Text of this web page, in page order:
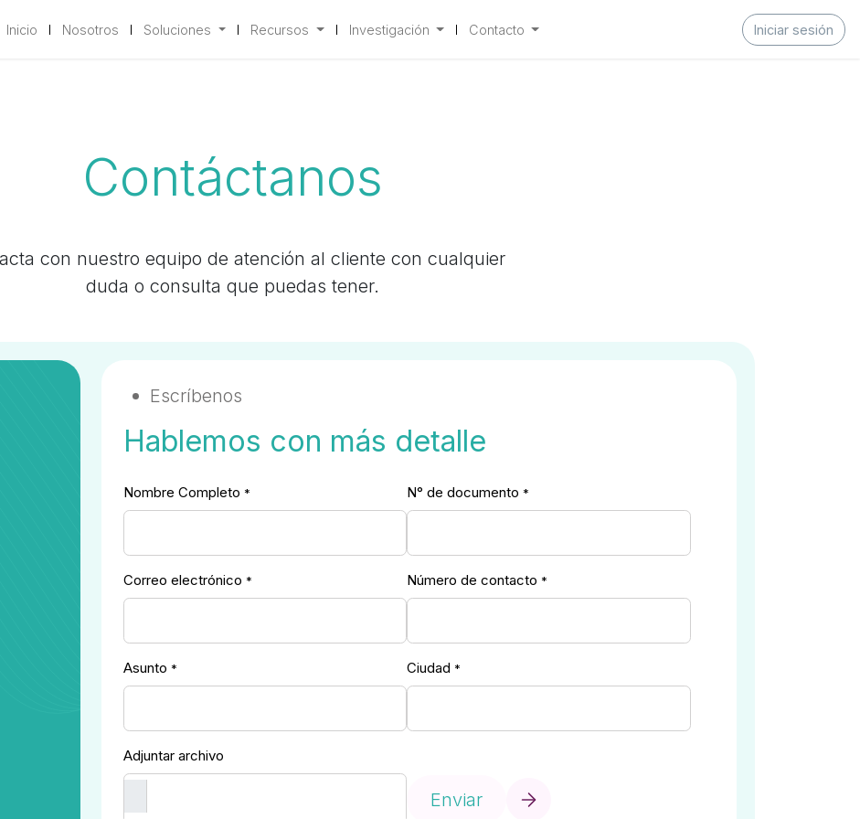
Inicio Nosotros Soluciones Recursos Investigación Contacto Iniciar sesión
Contáctanos
con nuestro equipo de atención al cliente con cualquier
duda o consulta que puedas tener.
Escríbenos
Hablemos con más detalle
Nombre Completo * N° de documento *
Correo electrónico * Número de contacto *
Asunto * Ciudad *
Adjuntar archivo
Enviar